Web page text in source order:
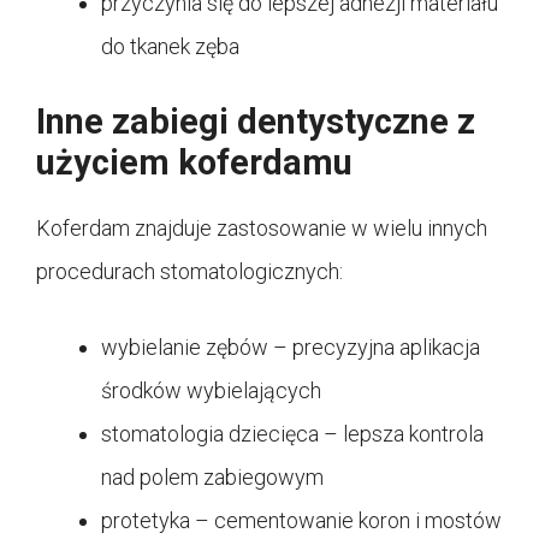
do tkanek zęba
Inne zabiegi dentystyczne z
użyciem koferdamu
Koferdam znajduje zastosowanie w wielu innych
procedurach stomatologicznych:
wybielanie zębów – precyzyjna aplikacja
środków wybielających
stomatologia dziecięca – lepsza kontrola
nad polem zabiegowym
protetyka – cementowanie koron i mostów